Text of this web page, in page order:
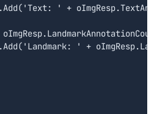
' +
' +